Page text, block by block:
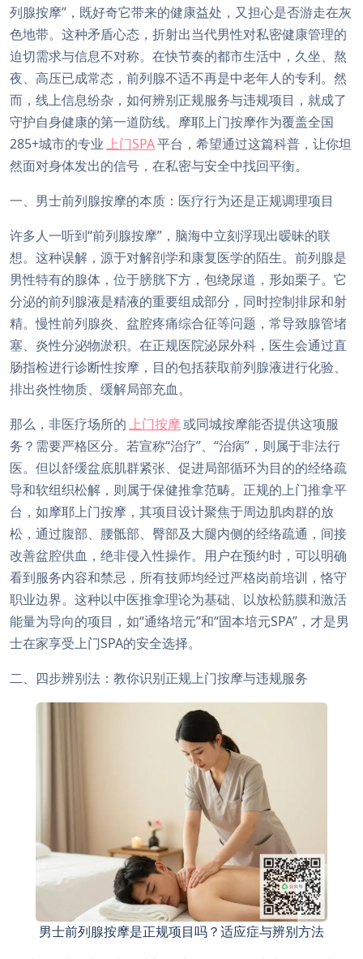
列腺按摩”，既好奇它带来的健康益处，又担心是否游走在灰
色地带。这种矛盾心态，折射出当代男性对私密健康管理的
迫切需求与信息不对称。在快节奏的都市生活中，久坐、熬
夜、高压已成常态，前列腺不适不再是中老年人的专利。然
而，线上信息纷杂，如何辨别正规服务与违规项目，就成了
守护自身健康的第一道防线。摩耶上门按摩作为覆盖全国
285+城市的专业上门SPA平台，希望通过这篇科普，让你坦
然面对身体发出的信号，在私密与安全中找回平衡。
一、男士前列腺按摩的本质：医疗行为还是正规调理项目
许多人一听到“前列腺按摩”，脑海中立刻浮现出暧昧的联
想。这种误解，源于对解剖学和康复医学的陌生。前列腺是
男性特有的腺体，位于膀胱下方，包绕尿道，形如栗子。它
分泌的前列腺液是精液的重要组成部分，同时控制排尿和射
精。慢性前列腺炎、盆腔疼痛综合征等问题，常导致腺管堵
塞、炎性分泌物淤积。在正规医院泌尿外科，医生会通过直
肠指检进行诊断性按摩，目的包括获取前列腺液进行化验、
排出炎性物质、缓解局部充血。
那么，非医疗场所的上门按摩或同城按摩能否提供这项服
务？需要严格区分。若宣称“治疗”、“治病”，则属于非法行
医。但以舒缓盆底肌群紧张、促进局部循环为目的的经络疏
导和软组织松解，则属于保健推拿范畴。正规的上门推拿平
台，如摩耶上门按摩，其项目设计聚焦于周边肌肉群的放
松，通过腹部、腰骶部、臀部及大腿内侧的经络疏通，间接
改善盆腔供血，绝非侵入性操作。用户在预约时，可以明确
看到服务内容和禁忌，所有技师均经过严格岗前培训，恪守
职业边界。这种以中医推拿理论为基础、以放松筋膜和激活
能量为导向的项目，如“通络培元”和“固本培元SPA”，才是男
士在家享受上门SPA的安全选择。
二、四步辨别法：教你识别正规上门按摩与违规服务
男士前列腺按摩是正规项目吗？适应症与辨别方法